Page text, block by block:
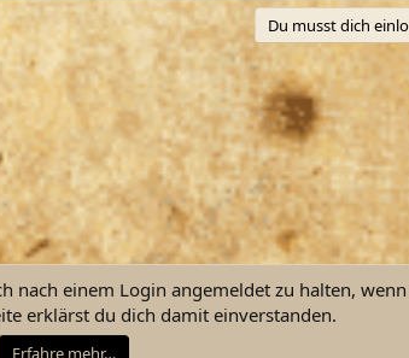
Du musst dich
Kontakt Nutzungsbedingungen
nach einem Login angemeldet zu halten,
erklärst du dich damit einverstanden.
Erfahre mehr…